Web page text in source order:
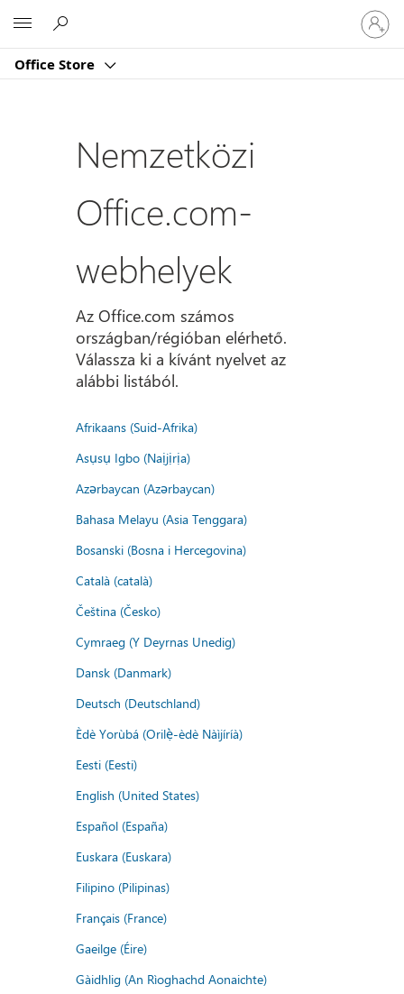
Office Store
be
a
Nemzetközi
Office.com-
webhelyek
Az Office.com számos
országban/régióban elérhető.
Válassza ki a kívánt nyelvet az
alábbi listából.
Afrikaans (Suid-Afrika)
Asụsụ Igbo (Naịjịrịa)
Azərbaycan (Azərbaycan)
Bahasa Melayu (Asia Tenggara)
Bosanski (Bosna i Hercegovina)
Català (català)
Čeština (Česko)
Cymraeg (Y Deyrnas Unedig)
Dansk (Danmark)
Deutsch (Deutschland)
Èdè Yorùbá (Orilẹ̀-èdè Nàìjíríà)
Eesti (Eesti)
English (United States)
Español (España)
Euskara (Euskara)
Filipino (Pilipinas)
Français (France)
Gaeilge (Éire)
Gàidhlig (An Rìoghachd Aonaichte)